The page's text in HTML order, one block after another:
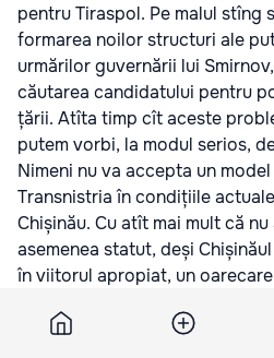
pentru Tiraspol. Pe malul stîng
formarea noilor structuri ale
urmărilor guvernării lui
căutarea candidatului pentru
țării. Atîta timp cît aceste
putem vorbi, la modul serios,
Nimeni nu va accepta un
Transnistria în condițiile
Chișinău. Cu atît mai mult că
asemenea statut, deși
în viitorul apropiat, un
T: Putem vorbi, în termeni